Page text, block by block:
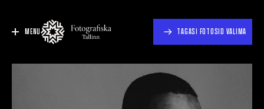
MENU TAGASI FOTOSID VALIMA